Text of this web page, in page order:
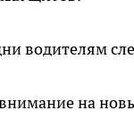
водителям
на